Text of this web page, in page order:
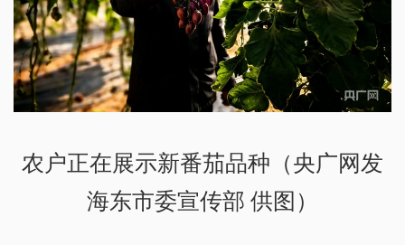
农户正在展示新番茄品种（央广网发
海东市委宣传部 供图）